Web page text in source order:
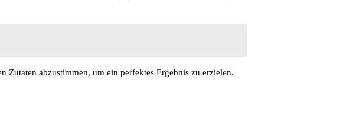
abzustimmen, um ein perfektes Ergebnis zu erzielen.